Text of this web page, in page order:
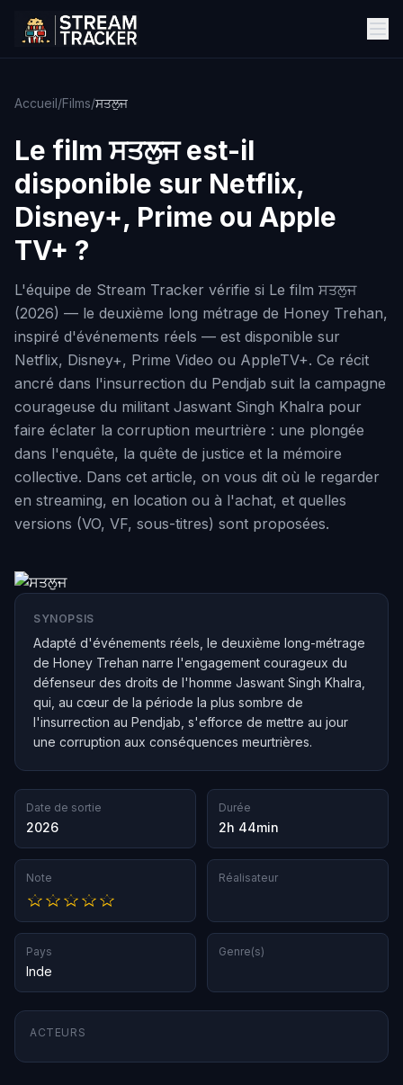
Accueil/Films/ਸਤਲੁਜ
Le filmਸਤਲੁਜest-il
disponible sur Netflix,
Disney+, Prime ou Apple
TV+ ?
L'équipe de Stream Tracker vérifie si Le film ਸਤਲੁਜ
(2026) — le deuxième long métrage de Honey Trehan,
inspiré d'événements réels — est disponible sur
Netflix, Disney+, Prime Video ou AppleTV+. Ce récit
ancré dans l'insurrection du Pendjab suit la campagne
courageuse du militant Jaswant Singh Khalra pour
faire éclater la corruption meurtrière : une plongée
dans l'enquête, la quête de justice et la mémoire
collective. Dans cet article, on vous dit où le regarder
en streaming, en location ou à l'achat, et quelles
versions (VO, VF, sous-titres) sont proposées.
SYNOPSIS
Adapté d'événements réels, le deuxième long-métrage
de Honey Trehan narre l'engagement courageux du
défenseur des droits de l'homme Jaswant Singh Khalra,
qui, au cœur de la période la plus sombre de
l'insurrection au Pendjab, s'efforce de mettre au jour
une corruption aux conséquences meurtrières.
Date de sortie
2026
Durée
2h 44min
Note Réalisateur
Pays
Inde
Genre(s)
ACTEURS